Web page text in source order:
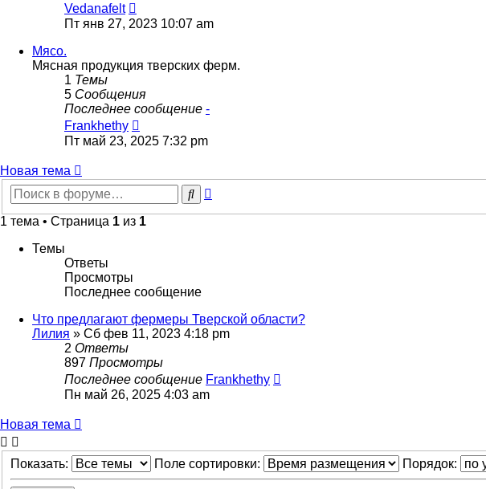
Vedanafelt
к
Пт янв 27, 2023 10:07 am
Мясо.
Мясная продукция тверских ферм.
1 Темы
5 Сообщения
Последнее сообщение -
Frankhethy
к
последнему
Пт май 23, 2025 7:32 pm
Новая тема
Поиск
1 тема • Страница 1 из 1
Темы
Ответы
Просмотры
Последнее сообщение
Что предлагают фермеры Тверской области?
Лилия » Сб фев 11, 2023 4:18 pm
2 Ответы
897 Просмотры
Последнее сообщение Frankhethy
Пн май 26, 2025 4:03 am
Новая тема
Показать: Поле сортировки: Порядок: